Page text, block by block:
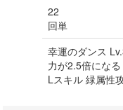
22
回単
幸運のダンス
力が2.5倍になる
Lスキル 緑属性